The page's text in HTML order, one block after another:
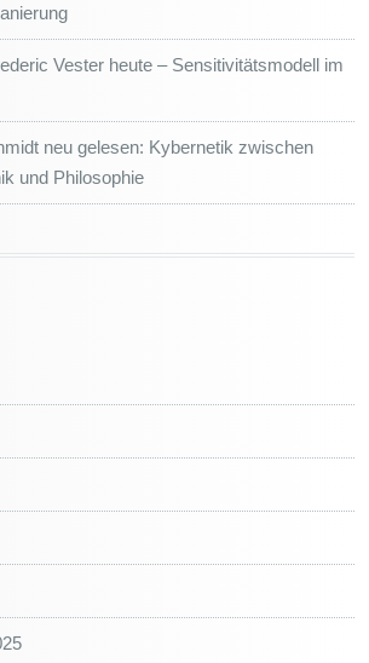
Vester heute – Sensitivitätsmodell im
neu gelesen: Kybernetik zwischen
und Philosophie